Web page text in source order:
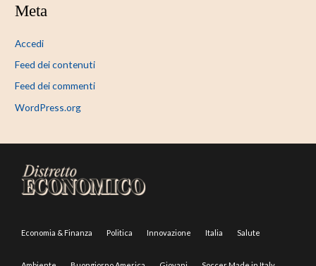
Meta
Accedi
Feed dei contenuti
Feed dei commenti
WordPress.org
Economia & Finanza Politica Innovazione Italia Salute